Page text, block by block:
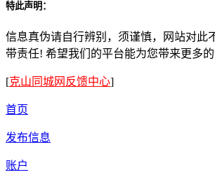
特此声明：
信息真伪请自行辨别，须谨慎，网站对此
带责任! 希望我们的平台能为您带来更多的
[克山同城网反馈中心]
首页
发布信息
账户